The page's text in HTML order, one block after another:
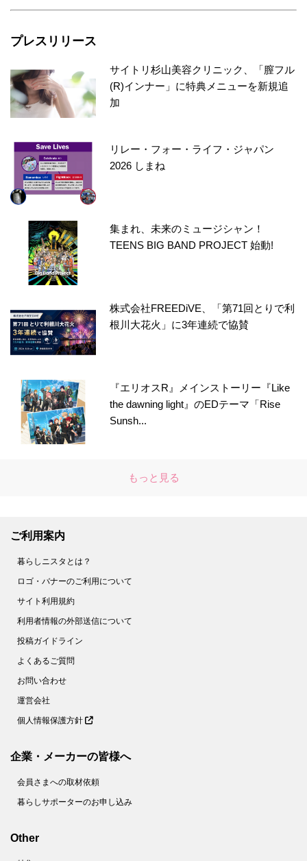
プレスリリース
サイトリ杉山美容クリニック、「膣フル
(R)インナー」に特典メニューを新規追
加
リレー・フォー・ライフ・ジャパン
2026 しまね
集まれ、未来のミュージシャン！
TEENS BIG BAND PROJECT 始動!
株式会社FREEDiVE、「第71回とりで利
根川大花火」に3年連続で協賛
『エリオスR』メインストーリー『Like
the dawning light』のEDテーマ「Rise
Sunsh...
もっと見る
ご利用案内
暮らしニスタとは？
ロゴ・バナーのご利用について
サイト利用規約
利用者情報の外部送信について
投稿ガイドライン
よくあるご質問
お問い合わせ
運営会社
個人情報保護方針
企業・メーカーの皆様へ
会員さまへの取材依頼
暮らしサポーターのお申し込み
Other